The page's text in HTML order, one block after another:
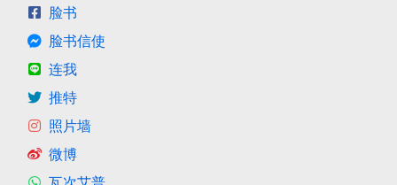
脸书
脸书信使
连我
推特
照片墙
微博